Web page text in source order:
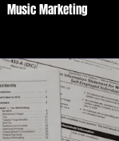
Music Marketing